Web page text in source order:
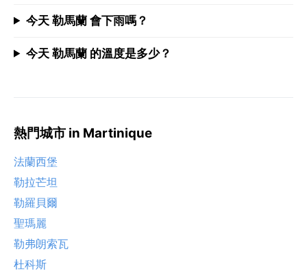
今天 勒馬蘭 會下雨嗎？
今天 勒馬蘭 的溫度是多少？
熱門城市 in Martinique
法蘭西堡
勒拉芒坦
勒羅貝爾
聖瑪麗
勒弗朗索瓦
杜科斯